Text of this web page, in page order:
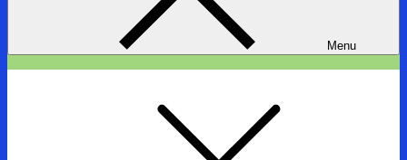
Menu